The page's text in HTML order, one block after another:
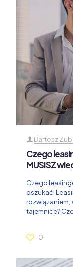
Bartosz
Czego
MUSISZ
Czego
oszukać!
rozwiązaniem,
tajemnice?
0